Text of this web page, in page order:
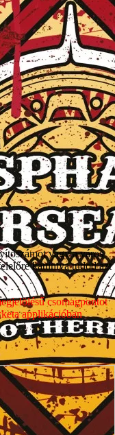
vagy a város
kattintva tudod azt
csomagpontot
applikációban